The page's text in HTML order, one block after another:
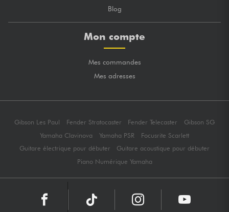
Blog
Mon compte
Mes commandes
Mes adresses
Gibson Les Paul Fender Stratocaster Fender Telecaster
Gibson SG
Yamaha Clavinova
Yamaha PSR
Focusrite Scarlett
Guitare électrique pour débuter
Guitare acoustique pour débuter
Piano Numérique Yamaha